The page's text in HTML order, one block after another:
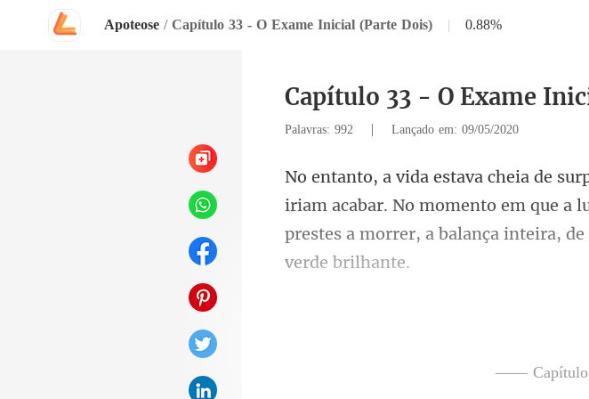
Apoteose / Capítulo 33 - O Exame Inicial (Parte Dois) | 0.88%
Capítulo 33 - O Exame
Palavras: 992 | Lançado em: 09/05/2020
acabar. No momento em que a
prestes a m
——